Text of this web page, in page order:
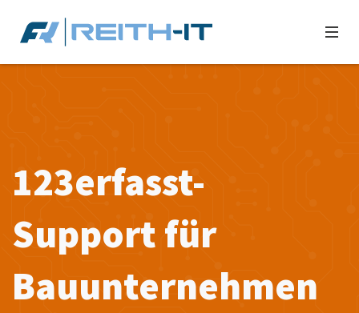
123erfasst-
Support für
Bauunternehmen